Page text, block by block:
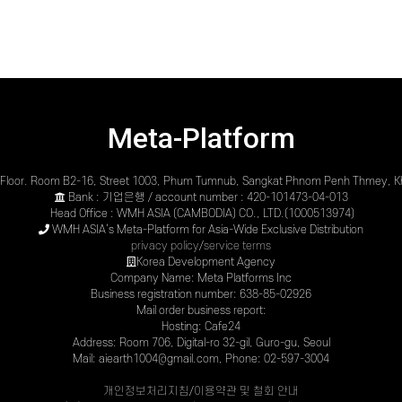
Meta-Platform
Room B2-16, Street 1003, Phum Tumnub, Sangkat Phnom Penh Thmey,
Bank : 기업은행 / account number : 420-101473-04-013
Head Office : WMH ASIA (CAMBODIA) CO., LTD.(1000513974)
WMH ASIA’s Meta-Platform for Asia-Wide Exclusive Distribution
privacy policy/service terms
Korea Development Agency
Company Name: Meta Platforms Inc
Business registration number: 638-85-02926
Mail order business report:
Hosting: Cafe24
Address: Room 706, Digital-ro 32-gil, Guro-gu, Seoul
Mail: aiearth1004@gmail.com, Phone: 02-597-3004
개인정보처리지침/이용약관 및 철회 안내